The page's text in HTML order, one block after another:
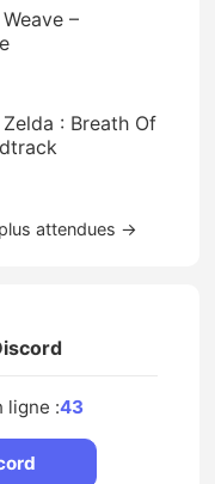
–
: Breath Of
attendues →
ligne :43